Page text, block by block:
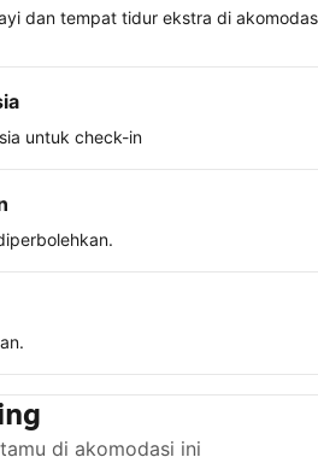
dan tempat tidur ekstra di
untuk check-in
di akomodasi ini